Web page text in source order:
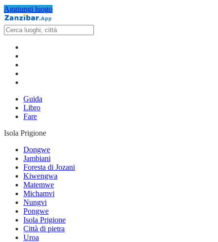
Aggiungi luogo
Guida
Libro
Fare
Isola Prigione
Dongwe
Jambiani
Foresta di Jozani
Kiwengwa
Matemwe
Michamvi
Nungvi
Pongwe
Isola Prigione
Città di pietra
Uroa